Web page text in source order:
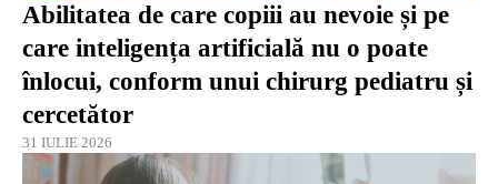
Abilitatea de care copiii au nevoie și pe
care inteligența artificială nu o poate
înlocui, conform unui chirurg pediatru și
cercetător
31 IULIE 2026